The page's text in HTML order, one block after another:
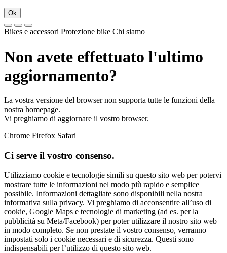
Ok
Bikes e accessori Protezione bike Chi siamo
Non avete effettuato l'ultimo
aggiornamento?
La vostra versione del browser non supporta tutte le funzioni della
nostra homepage.
Vi preghiamo di aggiornare il vostro browser.
Chrome Firefox Safari
Ci serve il vostro consenso.
Utilizziamo cookie e tecnologie simili su questo sito web per potervi
mostrare tutte le informazioni nel modo più rapido e semplice
possibile. Informazioni dettagliate sono disponibili nella nostra
informativa sulla privacy. Vi preghiamo di acconsentire all’uso di
cookie, Google Maps e tecnologie di marketing (ad es. per la
pubblicità su Meta/Facebook) per poter utilizzare il nostro sito web
in modo completo. Se non prestate il vostro consenso, verranno
impostati solo i cookie necessari e di sicurezza. Questi sono
indispensabili per l’utilizzo di questo sito web.